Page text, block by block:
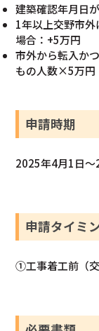
建築確認年月日
1年以上交野市
場合：+5万円
市外から転入か
もの人数×5万円
申請時期
2025年4月1日
申請タイミ
①工事着工前（交